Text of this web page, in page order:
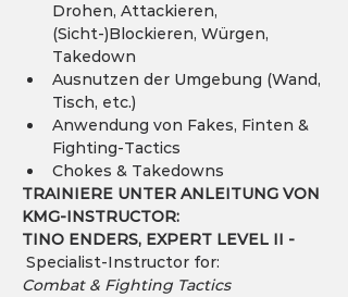
Drohen, Attackieren,
(Sicht-)Blockieren, Würgen,
Takedown
Ausnutzen der Umgebung (Wand,
Tisch, etc.)
Anwendung von Fakes, Finten &
Fighting-Tactics
Chokes & Takedowns
TRAINIERE UNTER ANLEITUNG VON
KMG-INSTRUCTOR:
TINO ENDERS, EXPERT LEVEL II -
Specialist-Instructor for:
Combat & Fighting Tactics